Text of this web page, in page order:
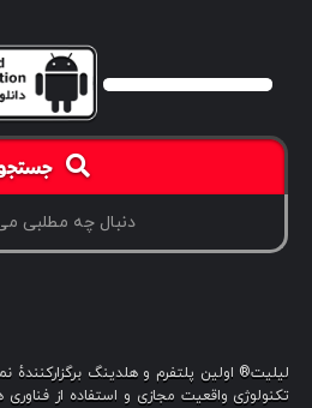
لیلیت® اولین پلتفرم و هلدینگ برگزارکنندهٔ
تکنولوژی واقعیت مجازی و استفاده از